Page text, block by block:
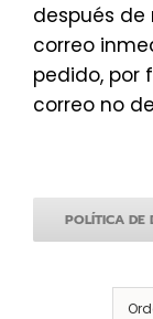
después de
correo
pedido, por
correo no
POLÍTICA DE